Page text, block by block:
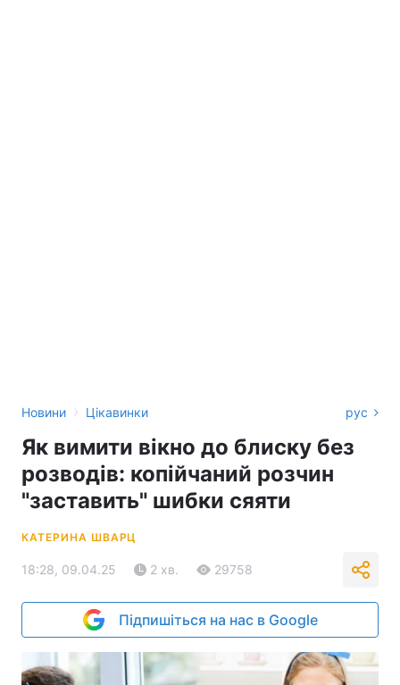
Новини › Цікавинки рус
Як вимити вікно до блиску без
розводів: копійчаний розчин
"заставить" шибки сяяти
КАТЕРИНА ШВАРЦ
18:28, 09.04.25 2 хв. 29758
Підпишіться на нас в Google